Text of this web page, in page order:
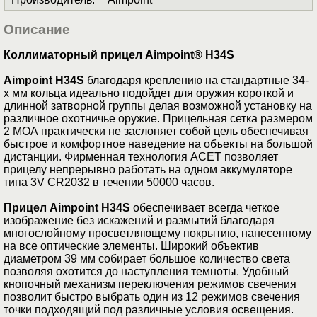
Описание
Коллиматорный прицел Aimpoint® H34S
Aimpoint H34S благодаря креплению на стандартные 34-
х мм кольца идеально подойдет для оружия короткой и
длинной затворной группы делая возможной установку на
различное охотничье оружие. Прицельная сетка размером
2 МОА практически не заслоняет собой цель обеспечивая
быстрое и комфортное наведение на объекты на большой
дистанции. Фирменная технология ACET позволяет
прицелу непрерывно работать на одном аккумуляторе
типа 3V CR2032 в течении 50000 часов.
Прицел Aimpoint H34S обеспечивает всегда четкое
изображение без искажений и размытий благодаря
многослойному просветляющему покрытию, нанесенному
на все оптические элементы. Широкий объектив
диаметром 39 мм собирает большое количество света
позволяя охотится до наступления темноты. Удобный
кнопочный механизм переключения режимов свечения
позволит быстро выбрать один из 12 режимов свечения
точки подходящий под различные условия освещения.